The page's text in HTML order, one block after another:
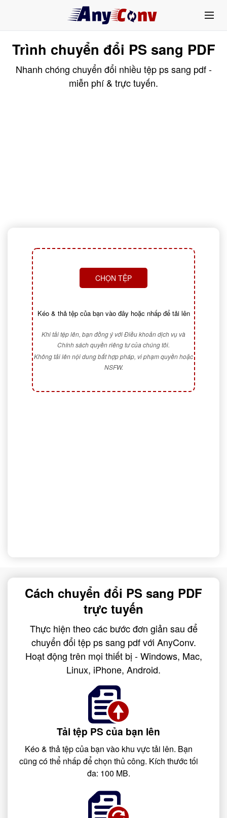
Trình chuyển đổi PS sang PDF
Nhanh chóng chuyển đổi nhiều tệp ps sang pdf -
miễn phí & trực tuyến.
CHỌN TỆP
Kéo & thả tệp của bạn vào đây hoặc nhấp để tải lên
Khi tải tệp lên, bạn đồng ý với Điều khoản dịch vụ và
Chính sách quyền riêng tư của chúng tôi.
Không tải lên nội dung bất hợp pháp, vi phạm quyền hoặc
NSFW.
Cách chuyển đổi PS sang PDF
trực tuyến
Thực hiện theo các bước đơn giản sau để
chuyển đổi tệp ps sang pdf với AnyConv.
Hoạt động trên mọi thiết bị - Windows, Mac,
Linux, iPhone, Android.
Tải tệp PS của bạn lên
Kéo & thả tệp của bạn vào khu vực tải lên. Bạn
cũng có thể nhấp để chọn thủ công. Kích thước tối
đa: 100 MB.